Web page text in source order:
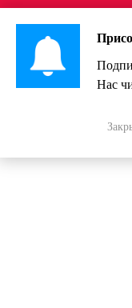
Перейти
контенту
Интересно
Черные
Они
Нас